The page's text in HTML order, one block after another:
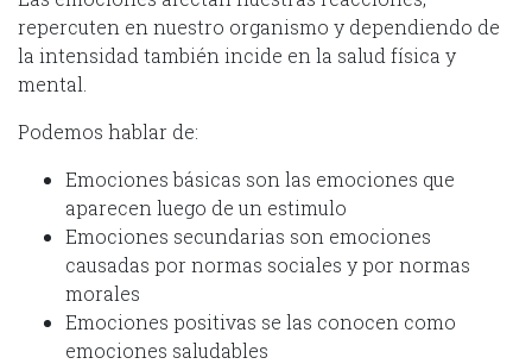
repercuten en nuestro organismo y dependiendo de
la intensidad también incide en la salud física y
mental.
Podemos hablar de:
Emociones básicas son las emociones que
aparecen luego de un estimulo
Emociones secundarias son emociones
causadas por normas sociales y por normas
morales
Emociones positivas se las conocen como
emociones saludables